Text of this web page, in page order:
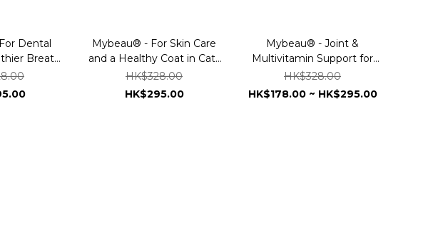
Dental
Breath
300ml
Mybeau® - For Skin Care
and a Healthy Coat in Cats
& Dogs 300ml
HK$328.00
HK$295.00
Mybeau® - Joint &
Multivitamin Support for
Dogs & Cats
HK$328.00
HK$178.00 ~ HK$295.00